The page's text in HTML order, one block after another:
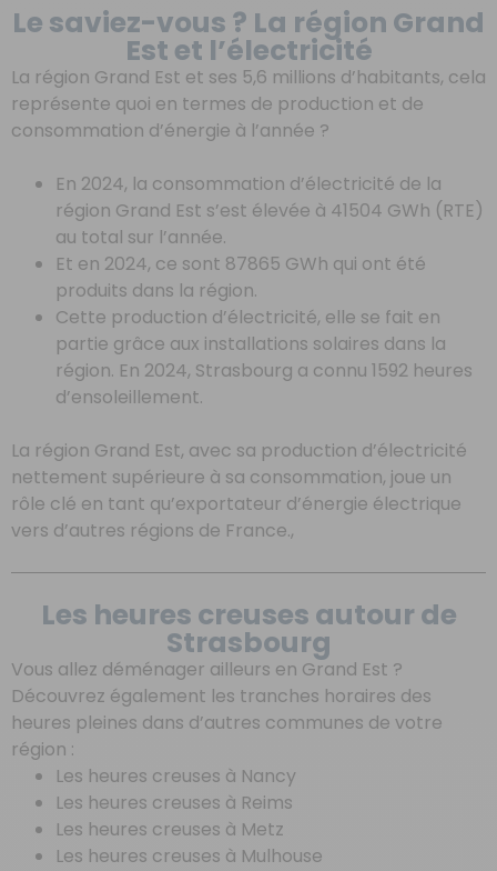
Le saviez-vous ? La région Grand
Est et l’électricité
La région Grand Est et ses 5,6 millions d’habitants, cela
représente quoi en termes de production et de
consommation d’énergie à l’année ?
En 2024, la consommation d’électricité de la
région Grand Est s’est élevée à 41504 GWh (RTE)
au total sur l’année.
Et en 2024, ce sont 87865 GWh qui ont été
produits dans la région.
Cette production d’électricité, elle se fait en
partie grâce aux installations solaires dans la
région. En 2024, Strasbourg a connu 1592 heures
d’ensoleillement.
La région Grand Est, avec sa production d’électricité
nettement supérieure à sa consommation, joue un
rôle clé en tant qu’exportateur d’énergie électrique
vers d’autres régions de France.,
Les heures creuses autour de
Strasbourg
Vous allez déménager ailleurs en Grand Est ?
Découvrez également les tranches horaires des
heures pleines dans d’autres communes de votre
région :
Les heures creuses à Nancy
Les heures creuses à Reims
Les heures creuses à Metz
Les heures creuses à Mulhouse